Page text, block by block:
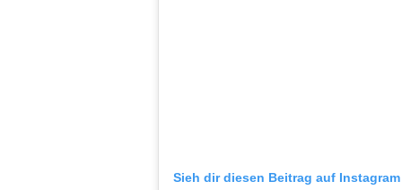
Sieh dir diesen Beitrag auf